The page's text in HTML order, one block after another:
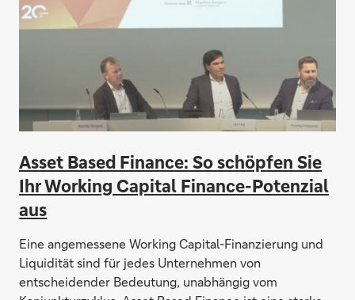
Asset Based Finance: So schöpfen Sie
Ihr Working Capital Finance-Potenzial
aus
Eine angemessene Working Capital-Finanzierung und
Liquidität sind für jedes Unternehmen von
entscheidender Bedeutung, unabhängig vom